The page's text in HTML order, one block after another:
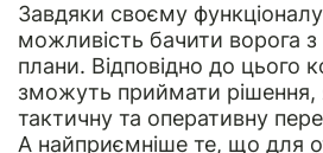
Завдяки своєму
можливість бачити ворога з
плани. Відповідно до цього
зможуть приймати рішення,
тактичну та оперативну
А найприємніше те, що для